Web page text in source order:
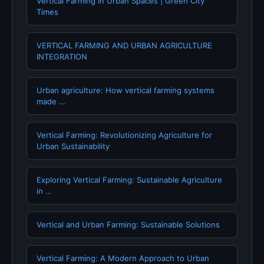
Times
VERTICAL FARMING AND URBAN AGRICULTURE
INTEGRATION
Urban agriculture: How vertical farming systems
made …
Vertical Farming: Revolutionizing Agriculture for
Urban Sustainability
Exploring Vertical Farming: Sustainable Agriculture
in …
Vertical and Urban Farming: Sustainable Solutions
Vertical Farming: A Modern Approach to Urban